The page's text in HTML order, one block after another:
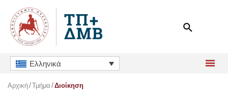
περιεχόμενο
Ελληνικά
Αρχική Τμήμα Διοίκηση